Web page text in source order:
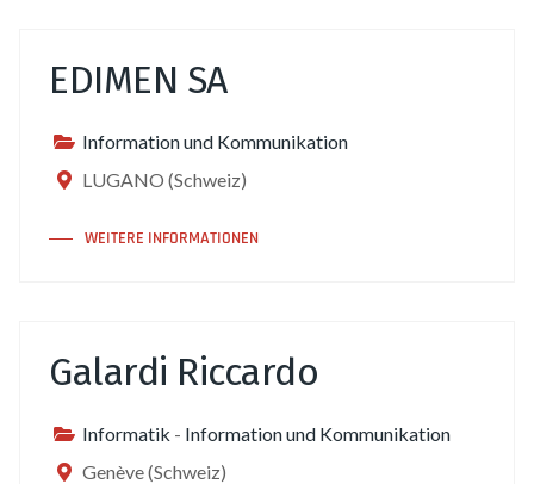
EDIMEN SA
Information und Kommunikation
LUGANO (Schweiz)
WEITERE INFORMATIONEN
Galardi Riccardo
Informatik - Information und Kommunikation
Genève (Schweiz)